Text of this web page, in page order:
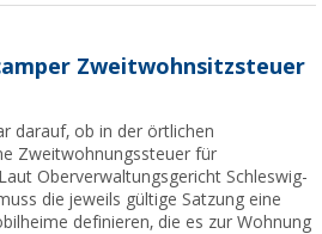
Zweitwohnsitzsteuer
darauf, ob in der örtlichen
Zweitwohnungssteuer für
Oberverwaltungsgericht Schleswig-
die jeweils gültige Satzung eine
definieren, die es zur Wohnung